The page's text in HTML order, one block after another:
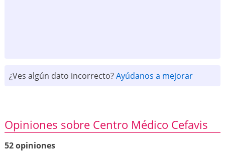
¿Ves algún dato incorrecto?Ayúdanos a mejorar
Opiniones sobre Centro Médico Cefavis
52 opiniones